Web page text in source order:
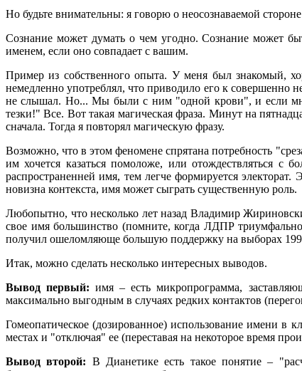
Но будьте внимательны: я говорю о неосознаваемой
Сознание может думать о чем угодно. Сознание может
именем, если оно совпадает с вашим.
Пример из собственного опыта. У меня был знакомый,
немедленно употреблял, что приводило его к совершенно
не слышал. Но... Мы были с ним "одной крови", и если
тезки!" Все. Вот такая магическая фраза. Минут на
сначала. Тогда я повторял магическую фразу.
Возможно, что в этом феномене спрятана потребность
им хочется казаться помоложе, или отождествляться с
распространенней имя, тем легче формируется
новизна контекста, имя может сыграть существенную роль.
Любопытно, что несколько лет назад Владимир
свое имя большинство (помните, когда ЛДПР
получил ошеломляюще большую поддержку на выборах
Итак, можно сделать несколько интересных выводов.
Вывод первый: имя – есть микропрограмма,
максимально выгодным в случаях редких контактов
Гомеопатическое (дозированное) использование имени
местах и "отключая" ее (переставая на некоторое время
Вывод второй: В Дианетике есть такое понятие –